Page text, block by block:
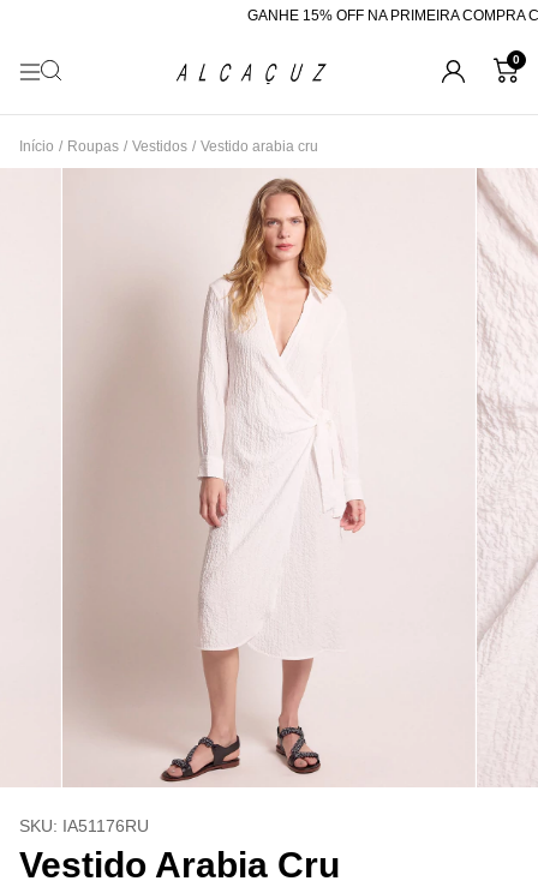
GANHE 15% OFF NA PRIMEIRA COMPRA
0
Início / Roupas / Vestidos / Vestido arabia cru
SKU: IA51176RU
Vestido Arabia Cru